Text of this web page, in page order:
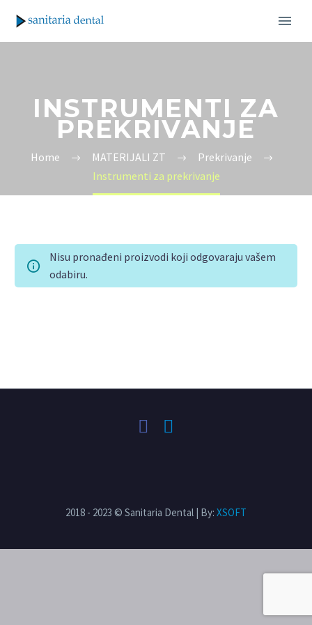
INSTRUMENTI ZA
PREKRIVANJE
Home MATERIJALI ZT
Prekrivanje
Instrumenti za prekrivanje
Nisu pronađeni proizvodi koji odgovaraju vašem
odabiru.
2018 - 2023 © Sanitaria Dental | By: XSOFT